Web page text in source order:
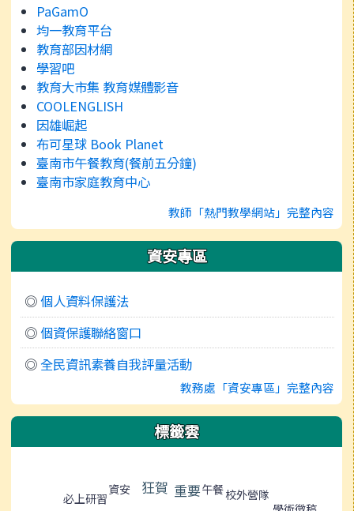
PaGamO
均一教育平台
教育部因材網
學習吧
教育大市集 教育媒體影音
COOLENGLISH
因雄崛起
布可星球 Book Planet
臺南市午餐教育(餐前五分鐘)
臺南市家庭教育中心
教師「熱門教學網站」完整內容
資安專區
◎個人資料保護法
◎個資保護聯絡窗口
◎全民資訊素養自我評量活動
教務處「資安專區」完整內容
標籤雲
必上研習
資安 狂賀 重要午餐校外營隊